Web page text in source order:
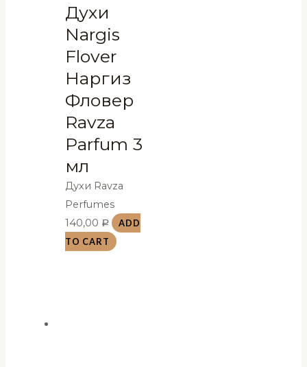
Духи
Nargis
Flover
Наргиз
Фловер
Ravza
Parfum 3
мл
Духи Ravza
Perfumes
140,00 Р
ADD
TO CART